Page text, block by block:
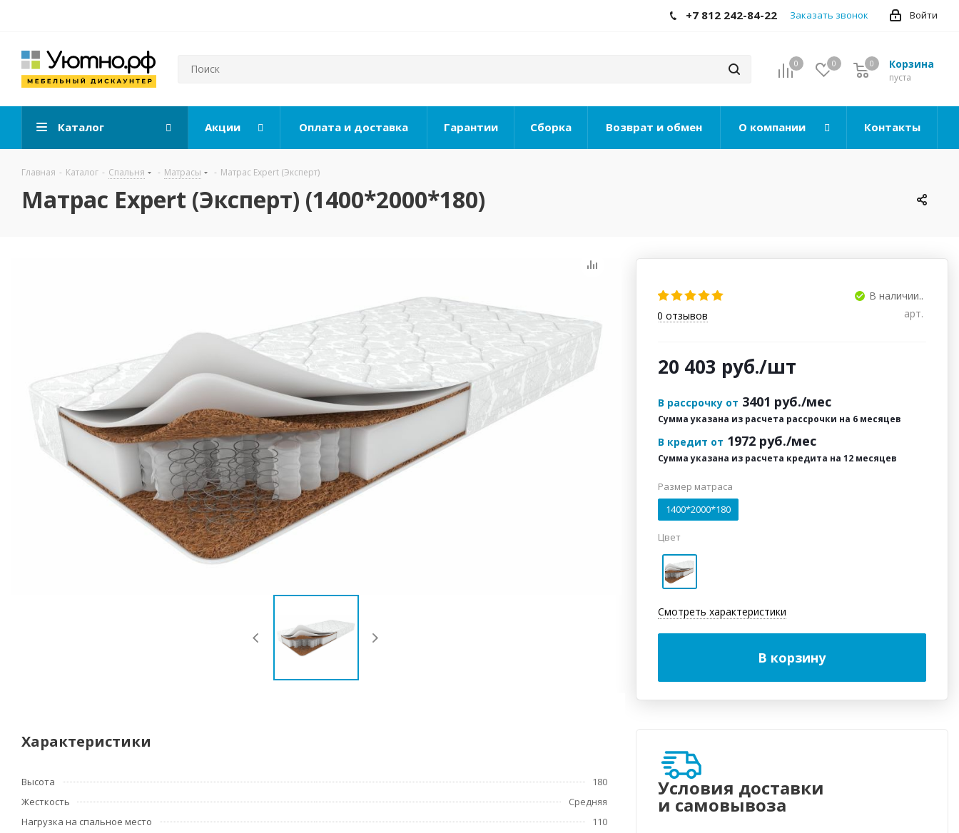
Войти
+7 812 242-84-22 Заказать звонок
0 0 Корзина
0
пуста
0
Каталог Акции Оплата и доставка Гарантии Сборка Возврат и обмен О компании Контакты
Главная - Каталог - Спальня - Матрасы - Матрас Expert (Эксперт)
Матрас Expert (Эксперт) (1400*2000*180)
0 отзывов
В наличии..
арт.
20 403 руб./шт
В рассрочку от 3401 руб./мес
Сумма указана из расчета рассрочки на 6 месяцев
В кредит от 1972 руб./мес
Сумма указана из расчета кредита на 12 месяцев
Размер матраса
1400*2000*180
Цвет
Смотреть характеристики
В корзину
Характеристики
Высота
180
Жесткость
Средняя
Нагрузка на спальное место
110
Условия доставки
и самовывоза